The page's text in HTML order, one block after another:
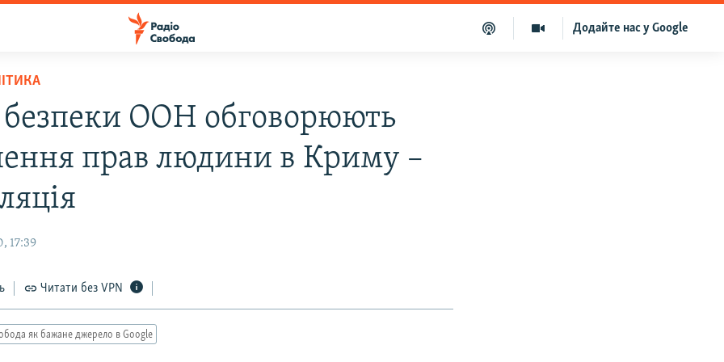
Додайте нас у Google
безпеки ООН обговорюють
прав людини в Криму –
17:39
Читати без VPN
як бажане джерело в Google